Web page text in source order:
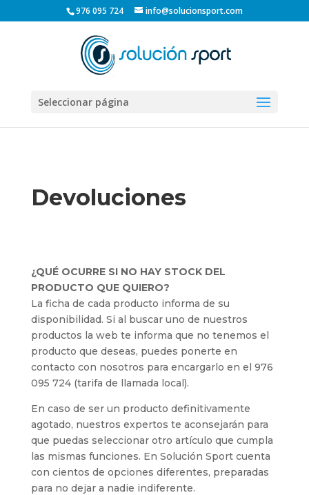
976 095 724 info@solucionsport.com
Seleccionar página
Devoluciones
¿QUÉ OCURRE SI NO HAY STOCK DEL
PRODUCTO QUE QUIERO?
La ficha de cada producto informa de su
disponibilidad. Si al buscar uno de nuestros
productos la web te informa que no tenemos el
producto que deseas, puedes ponerte en
contacto con nosotros para encargarlo en el 976
095 724 (tarifa de llamada local).
En caso de ser un producto definitivamente
agotado, nuestros expertos te aconsejarán para
que puedas seleccionar otro artículo que cumpla
las mismas funciones. En Solución Sport cuenta
con cientos de opciones diferentes, preparadas
para no dejar a nadie indiferente.